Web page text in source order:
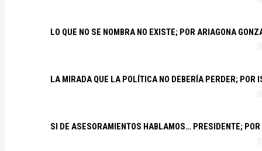
LO QUE NO SE NOMBRA NO EXISTE; POR ARIAGONA
LA MIRADA QUE LA POLÍTICA NO DEBERÍA PERDER; POR
SI DE ASESORAMIENTOS HABLAMOS… PRESIDENTE;